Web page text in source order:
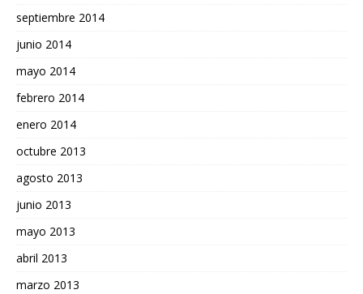
septiembre 2014
junio 2014
mayo 2014
febrero 2014
enero 2014
octubre 2013
agosto 2013
junio 2013
mayo 2013
abril 2013
marzo 2013